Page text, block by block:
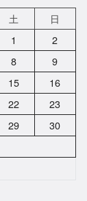
土
日
1
2
8
9
15
16
22
23
29
30